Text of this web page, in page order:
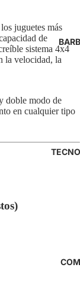
juguetes más
de
sistema 4x4
la velocidad, la
doble modo de
en cualquier tipo